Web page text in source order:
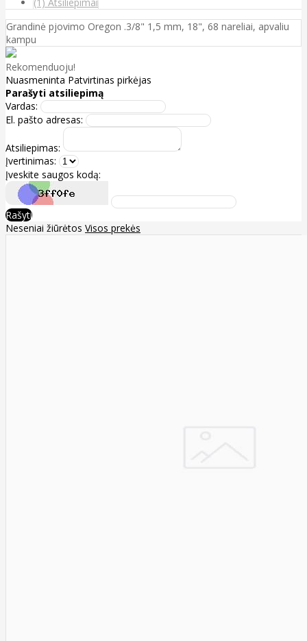
Grandinė pjovimo Oregon .3/8" 1,5 mm, 18", 68 nareliai, apvaliu
kampu
Rekomenduoju!
Nuasmeninta Patvirtinas pirkėjas
Parašyti atsiliepimą
Vardas:
El. pašto adresas:
Atsiliepimas:
Įvertinimas:
Įveskite saugos kodą:
Rašyti
Neseniai žiūrėtos Visos prekės